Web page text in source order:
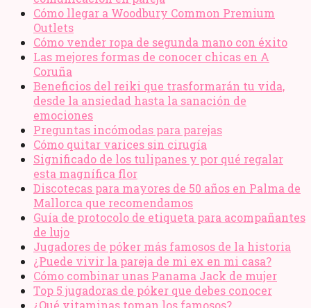
Cómo llegar a Woodbury Common Premium
Outlets
Cómo vender ropa de segunda mano​ con éxito
Las mejores formas de conocer chicas en A
Coruña
Beneficios del reiki que trasformarán tu vida,
desde la ansiedad hasta la sanación de
emociones
Preguntas incómodas para parejas
Cómo quitar varices sin cirugía
Significado de los tulipanes y por qué regalar
esta magnífica flor
Discotecas para mayores de 50 años en Palma de
Mallorca que recomendamos
Guía de protocolo de etiqueta para acompañantes
de lujo
Jugadores de póker más famosos de la historia
¿Puede vivir la pareja de mi ex en mi casa?
Cómo combinar unas Panama Jack de mujer
Top 5 jugadoras de póker que debes conocer
¿Qué vitaminas toman los famosos?